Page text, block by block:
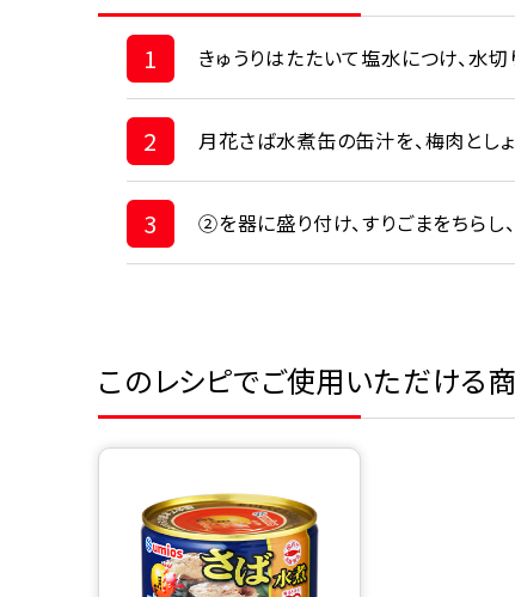
1 きゅうりはたたいて塩水につけ、水切
2 月花さば水煮缶の缶汁を、梅肉としょ
3 ②を器に盛り付け、すりごまをちらし
このレシピでご使用いただける